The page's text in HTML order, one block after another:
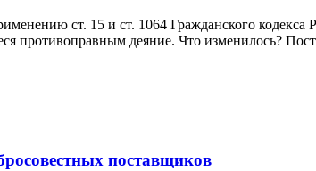
ст. 15 и ст. 1064 Гражданского
противоправным деяние. Что изменилось?
поставщиков